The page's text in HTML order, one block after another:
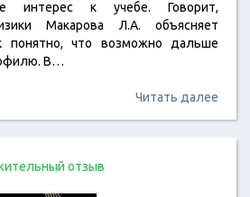
интерес к учебе. Говорит,
Макарова Л.А. объясняет
что возможно дальше
В…
Читать далее
отзыв